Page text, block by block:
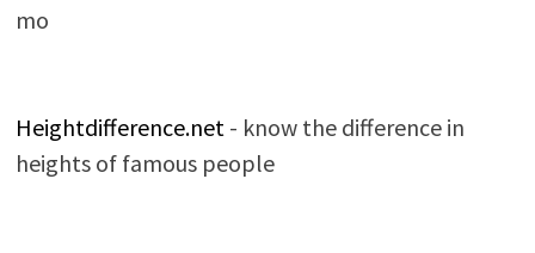
mo
Heightdifference.net - know the difference in
heights of famous people